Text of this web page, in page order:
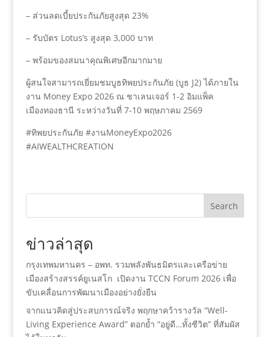
– ส่วนลดเบี้ยประกันภัยสูงสุด 23%
– รับบัตร Lotus’s สูงสุด 3,000 บาท
– พร้อมของสมนาคุณพิเศษอีกมากมาย
ผู้สนใจสามารถเยี่ยมชมบูธทิพยประกันภัย (บูธ J2) ได้ภายใน
งาน Money Expo 2026 ณ ชาเลนเจอร์ 1-2 อิมแพ็ค
เมืองทองธานี ระหว่างวันที่ 7-10 พฤษภาคม 2569
#ทิพยประกันภัย #งานMoneyExpo2026
#AIWEALTHCREATION
Search
ข่าวล่าสุด
กรุงเทพมหานคร – อพท. รวมพลังพันธมิตรและเครือข่าย
เมืองสร้างสรรค์ยูเนสโก เปิดงาน TCCN Forum 2026 เพื่อ
ขับเคลื่อนการพัฒนาเมืองอย่างยั่งยืน
จากแนวคิดสู่ประสบการณ์จริง พฤกษาคว้ารางวัล “Well-
Living Experience Award” ตอกย้ำ “อยู่ดี…ทั้งชีวิต” ที่สัมผัส